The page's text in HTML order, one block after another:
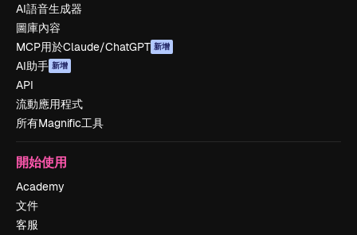
AI語音生成器
圖庫內容
MCP用於Claude/ChatGPT 新增
AI助手 新增
API
流動應用程式
所有Magnific工具
開始使用
Academy
文件
客服